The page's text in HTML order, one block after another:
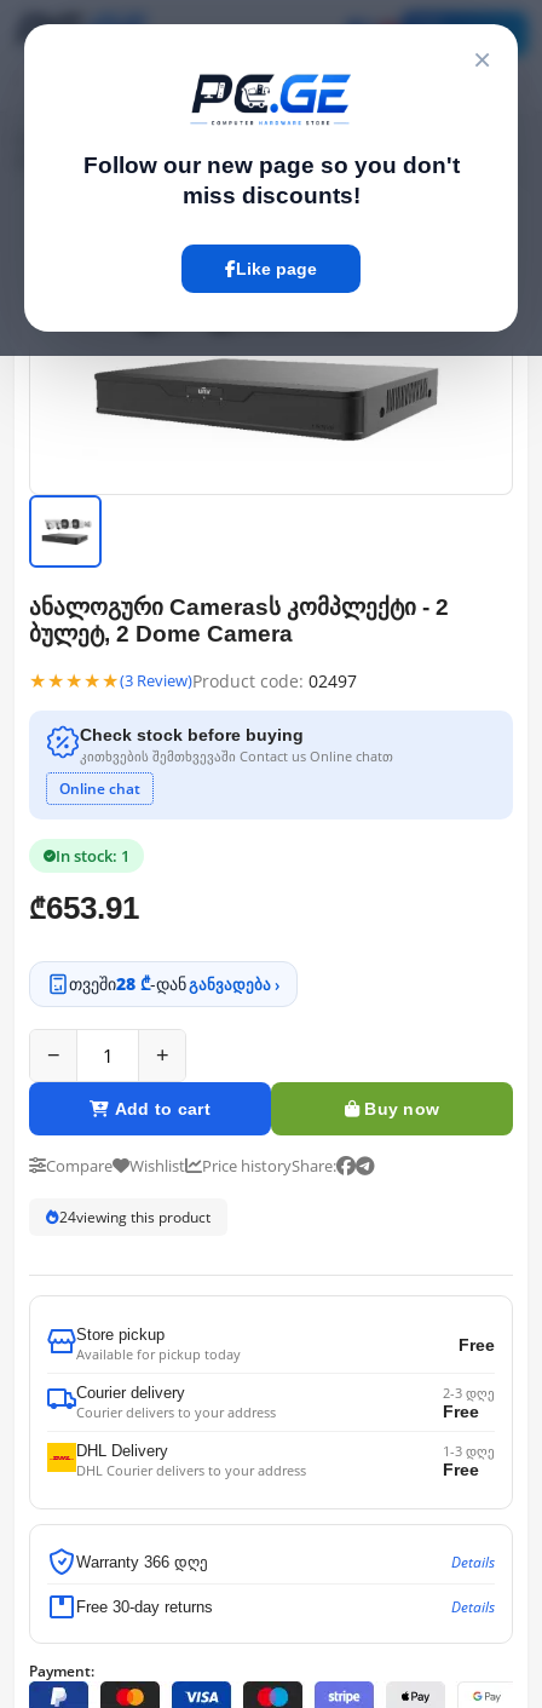
×
Follow our new page so you don't
miss discounts!
Like page
ანალოგური Camerasს კომპლექტი - 2 ბულეტ, 2 Dome Camera
ანალოგური Camerasს კომპლექტი - 2
ბულეტ, 2 Dome Camera
★★★★★(3 Review)Product code: 02497
Check stock before buying
კითხვების შემთხვევაში Contact us Online chatთ
Online chat
In stock: 1
₾653.91
თვეში28 ₾-დანგანვადება ›
− +
Add to cart Buy now
Compare Wishlist Price historyShare:
24viewing this product
Store pickup
Available for pickup today
Free
Courier delivery
Courier delivers to your address
2-3 დღე
Free
DHL Delivery
DHL Courier delivers to your address
1-3 დღე
Free
Warranty 366 დღე Details
Free 30-day returns Details
Payment: